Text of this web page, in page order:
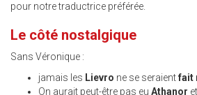
pour notre traductrice préférée.
Le côté nostalgique
Sans Véronique :
jamais les Lievro ne se seraientfait
On aurait peut-être pas eu Athanor